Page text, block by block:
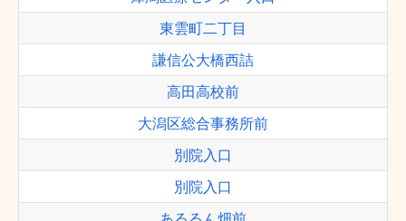
東雲町二丁目
謙信公大橋西詰
高田高校前
大潟区総合事務所前
別院入口
別院入口